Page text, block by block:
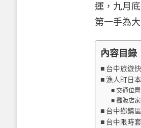
運，九月
第一手為
內容目錄
台中旅遊
漁人町日
交通位
攤販店
台中鄉鎮
台中限時